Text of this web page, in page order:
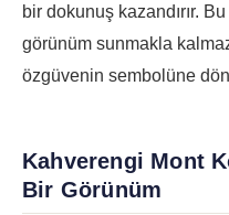
bir dokunuş kazandırır.
görünüm sunmakla
özgüvenin sembolüne
Kahverengi Mont
Bir Görünüm